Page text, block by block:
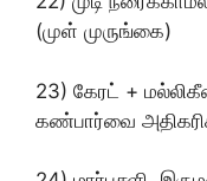
(முள் முருங்கை)
23) கேரட் +
கண்பார்வை